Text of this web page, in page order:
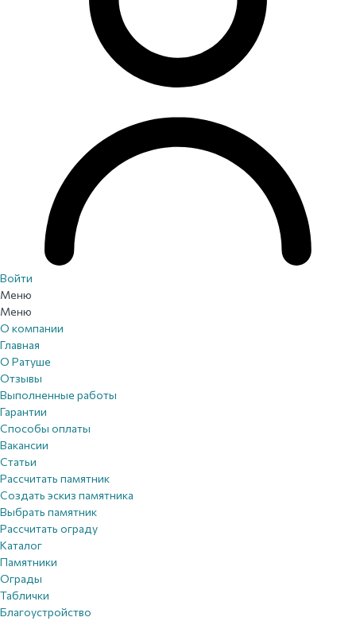
Войти
Меню
Меню
О компании
Главная
О Ратуше
Отзывы
Выполненные работы
Гарантии
Способы оплаты
Вакансии
Статьи
Рассчитать памятник
Создать эскиз памятника
Выбрать памятник
Рассчитать ограду
Каталог
Памятники
Ограды
Таблички
Благоустройствo